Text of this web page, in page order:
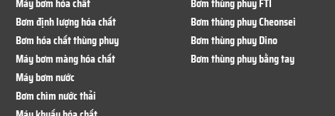
Máy bơm hóa chất
Bơm định lượng hóa chất
Bơm hóa chất thùng phuy
Máy bơm màng hóa chất
Máy bơm nước
Bơm chìm nước thải
Bơm thùng phuy FTI
Bơm thùng phuy Cheonsei
Bơm thùng phuy Dino
Bơm thùng phuy bằng tay